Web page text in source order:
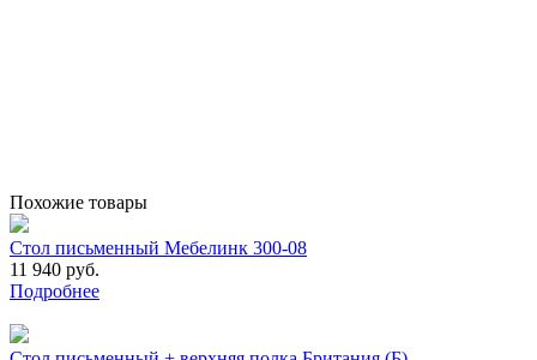
Похожие товары
Стол письменный Мебелинк 300-08
11 940 руб.
Подробнее